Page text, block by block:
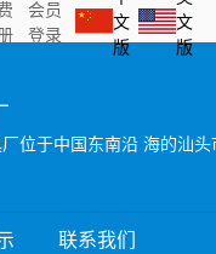
会员
登录
文
版
文
版
联系我们